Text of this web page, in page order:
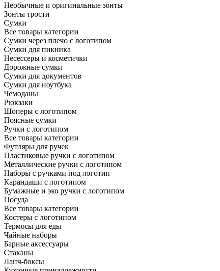
Необычные и оригинальные зонты
Зонты трости
Сумки
Все товары категории
Сумки через плечо с логотипом
Сумки для пикника
Несессеры и косметички
Дорожные сумки
Сумки для документов
Сумки для ноутбука
Чемоданы
Рюкзаки
Шоперы с логотипом
Поясные сумки
Ручки с логотипом
Все товары категории
Футляры для ручек
Пластиковые ручки с логотипом
Металлические ручки с логотипом
Наборы с ручками под логотип
Карандаши с логотипом
Бумажные и эко ручки с логотипом
Посуда
Все товары категории
Костеры с логотипом
Термосы для еды
Чайные наборы
Барные аксессуары
Стаканы
Ланч-боксы